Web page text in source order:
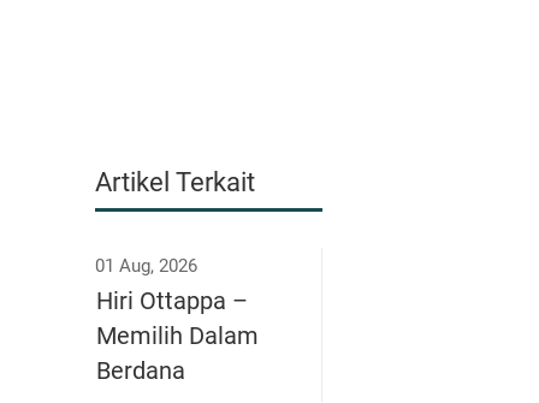
Artikel Terkait
01 Aug, 2026
Hiri Ottappa –
Memilih Dalam
Berdana